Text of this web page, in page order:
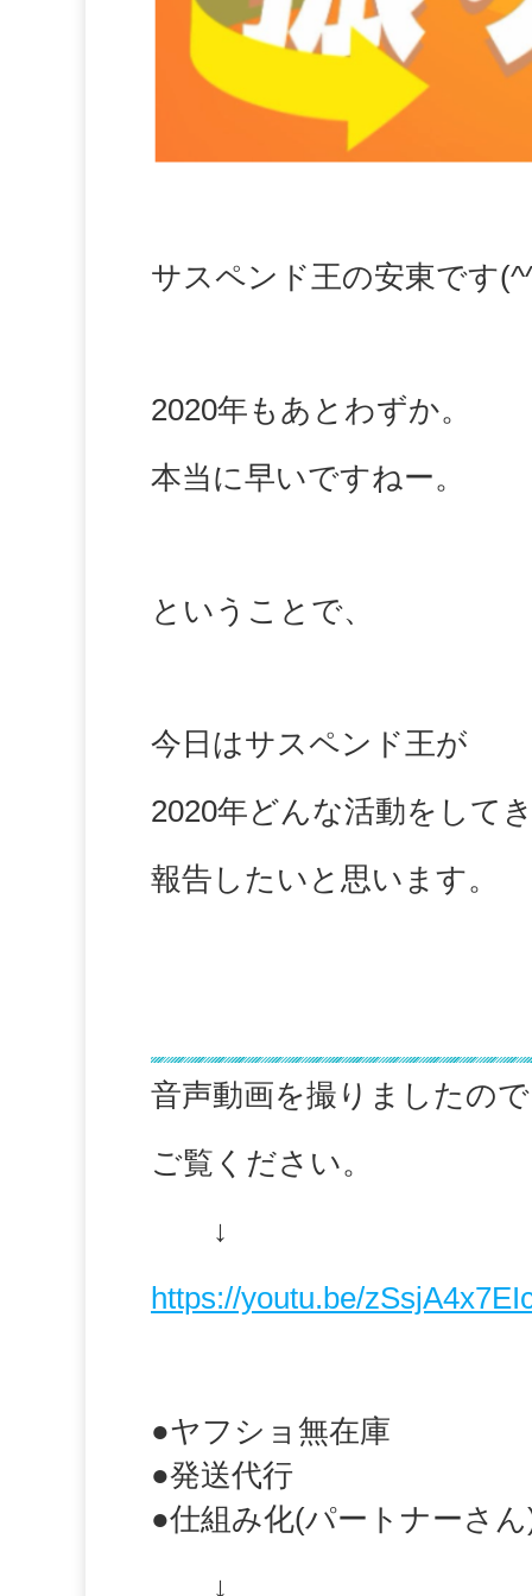
サスペンド王の安東です
2020年もあとわずか。
本当に早いですねー。
ということで、
今日はサスペンド王が
2020年どんな活動をして
報告したいと思います。
音声動画を撮りましたので
ご覧ください。
↓
https://youtu.be/
●ヤフショ無在庫
●発送代行
●仕組み化(パートナーさ
↓